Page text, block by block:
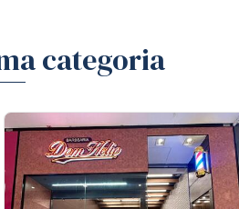
categoria